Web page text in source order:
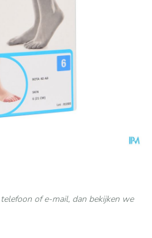
of e-mail, dan bekijken we